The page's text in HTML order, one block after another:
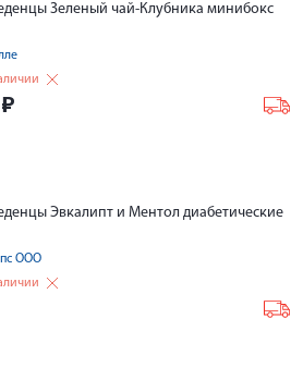
Зеленый чай-Клубника минибокс
₽
Эвкалипт и Ментол диабетические
ООО